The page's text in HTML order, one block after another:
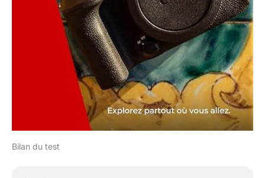
Bilan du test